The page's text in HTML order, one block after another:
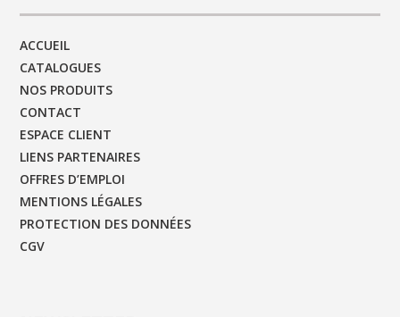
ACCUEIL
CATALOGUES
NOS PRODUITS
CONTACT
ESPACE CLIENT
LIENS PARTENAIRES
OFFRES D’EMPLOI
MENTIONS LÉGALES
PROTECTION DES DONNÉES
CGV